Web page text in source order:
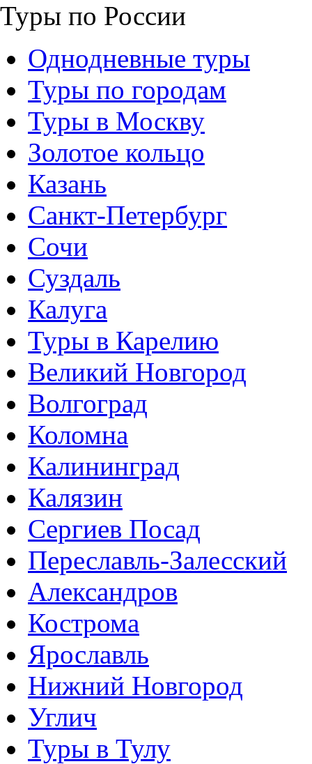
Туры по России
Однодневные туры
Туры по городам
Туры в Москву
Золотое кольцо
Казань
Санкт-Петербург
Сочи
Суздаль
Калуга
Туры в Карелию
Великий Новгород
Волгоград
Коломна
Калининград
Калязин
Сергиев Посад
Переславль-Залесский
Александров
Кострома
Ярославль
Нижний Новгород
Углич
Туры в Тулу